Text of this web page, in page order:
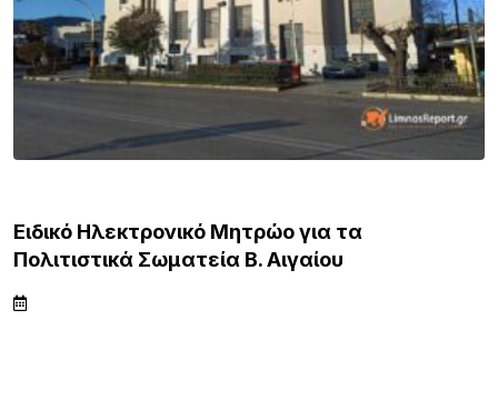
Ειδικό Ηλεκτρονικό Μητρώο για τα
Πολιτιστικά Σωματεία Β. Αιγαίου